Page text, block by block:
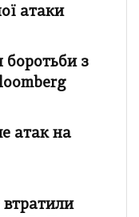
атаки
з
атак на
втратили